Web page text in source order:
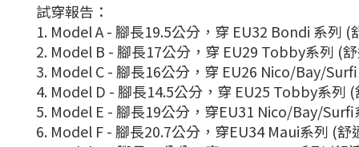
試穿報告：
1. Model A - 腳長19.5公分，穿 EU32 Bondi 系列 (
2. Model B - 腳長17公分，穿 EU29 Tobby系列 (
3. Model C - 腳長16公分，穿 EU26 Nico/Bay/
4. Model D - 腳長14.5公分，穿 EU25 Tobby系列
5. Model E - 腳長19公分，穿EU31 Nico/Bay/Surfi
6. Model F - 腳長20.7公分，穿EU34 Maui系列 (舒